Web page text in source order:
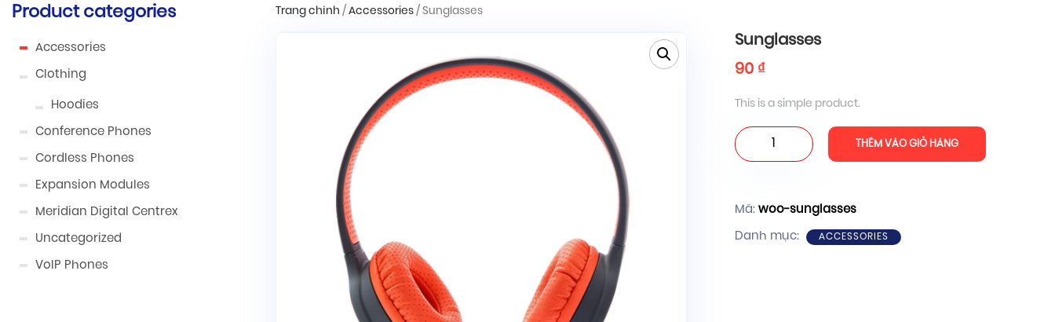
Product categories
Accessories
Clothing
Hoodies
Conference Phones
Cordless Phones
Expansion Modules
Meridian Digital Centrex
Uncategorized
VoIP Phones
Trang chính / Accessories / Sunglasses
Sunglasses
90 ₫
This is a simple product.
Sunglasses
số
THÊM VÀO GIỎ HÀNG
Mã: woo-sunglasses
Danh mục: ACCESSORIES